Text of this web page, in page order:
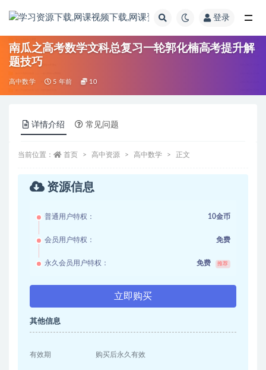
登录
南瓜之高考数学文科总复习一轮郭化楠高考提升解
题技巧
高中数学 5 年前 10
详情介绍 常见问题
当前位置： 首页 高中资源 高中数学 正文
资源信息
普通用户特权： 10金币
会员用户特权： 免费
永久会员用户特权： 免费 推荐
立即购买
其他信息
有效期 购买后永久有效